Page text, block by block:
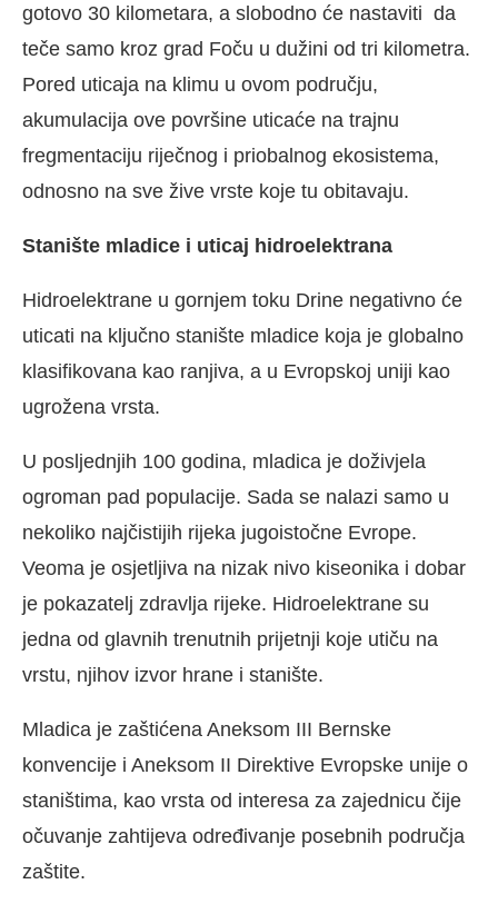
gotovo 30 kilometara, a slobodno će nastaviti da
teče samo kroz grad Foču u dužini od tri kilometra.
Pored uticaja na klimu u ovom području,
akumulacija ove površine uticaće na trajnu
fregmentaciju riječnog i priobalnog ekosistema,
odnosno na sve žive vrste koje tu obitavaju.
Stanište mladice i uticaj hidroelektrana
Hidroelektrane u gornjem toku Drine negativno će
uticati na ključno stanište mladice koja je globalno
klasifikovana kao ranjiva, a u Evropskoj uniji kao
ugrožena vrsta.
U posljednjih 100 godina, mladica je doživjela
ogroman pad populacije. Sada se nalazi samo u
nekoliko najčistijih rijeka jugoistočne Evrope.
Veoma je osjetljiva na nizak nivo kiseonika i dobar
je pokazatelj zdravlja rijeke. Hidroelektrane su
jedna od glavnih trenutnih prijetnji koje utiču na
vrstu, njihov izvor hrane i stanište.
Mladica je zaštićena Aneksom III Bernske
konvencije i Aneksom II Direktive Evropske unije o
staništima, kao vrsta od interesa za zajednicu čije
očuvanje zahtijeva određivanje posebnih područja
zaštite.